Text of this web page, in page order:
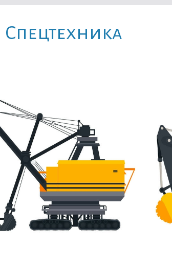
Cпецтехника